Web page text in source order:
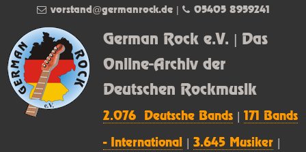
German Rock e.V. | Das
Online-Archiv der
Deutschen Rockmusik
2.076 Deutsche Bands |171 Bands
- International |3.645 Musiker
vorstand@germanrock.de| 05405 8959241